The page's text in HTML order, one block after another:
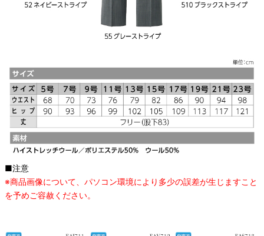
■注意
※商品画像について、パソコン環境により多少の誤差が生じますこと
を予めご容赦ください。